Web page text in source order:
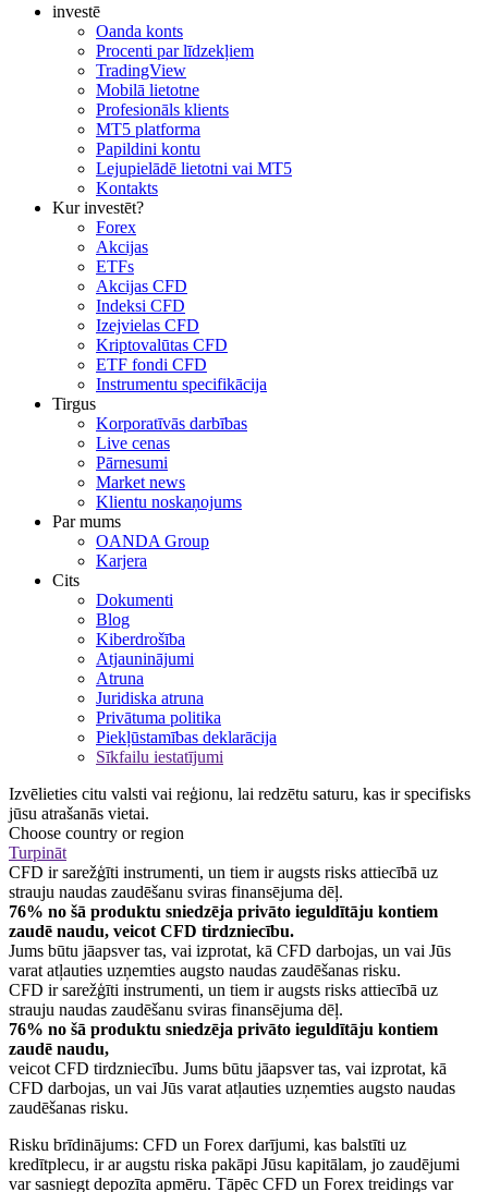
investē
Oanda konts
Procenti par līdzekļiem
TradingView
Mobilā lietotne
Profesionāls klients
MT5 platforma
Papildini kontu
Lejupielādē lietotni vai MT5
Kontakts
Kur investēt?
Forex
Akcijas
ETFs
Akcijas CFD
Indeksi CFD
Izejvielas CFD
Kriptovalūtas CFD
ETF fondi CFD
Instrumentu specifikācija
Tirgus
Korporatīvās darbības
Live cenas
Pārnesumi
Market news
Klientu noskaņojums
Par mums
OANDA Group
Karjera
Cits
Dokumenti
Blog
Kiberdrošība
Atjauninājumi
Atruna
Juridiska atruna
Privātuma politika
Piekļūstamības deklarācija
Sīkfailu iestatījumi
Izvēlieties citu valsti vai reģionu, lai redzētu saturu, kas ir specifisks
jūsu atrašanās vietai.
Choose country or region
Turpināt
CFD ir sarežģīti instrumenti, un tiem ir augsts risks attiecībā uz
strauju naudas zaudēšanu sviras finansējuma dēļ.
76% no šā produktu sniedzēja privāto ieguldītāju kontiem
zaudē naudu, veicot CFD tirdzniecību.
Jums būtu jāapsver tas, vai izprotat, kā CFD darbojas, un vai Jūs
varat atļauties uzņemties augsto naudas zaudēšanas risku.
CFD ir sarežģīti instrumenti, un tiem ir augsts risks attiecībā uz
strauju naudas zaudēšanu sviras finansējuma dēļ.
76% no šā produktu sniedzēja privāto ieguldītāju kontiem
zaudē naudu,
veicot CFD tirdzniecību. Jums būtu jāapsver tas, vai izprotat, kā
CFD darbojas, un vai Jūs varat atļauties uzņemties augsto naudas
zaudēšanas risku.
Risku brīdinājums: CFD un Forex darījumi, kas balstīti uz
kredītplecu, ir ar augstu riska pakāpi Jūsu kapitālam, jo zaudējumi
var sasniegt depozīta apmēru. Tāpēc CFD un Forex treidings var